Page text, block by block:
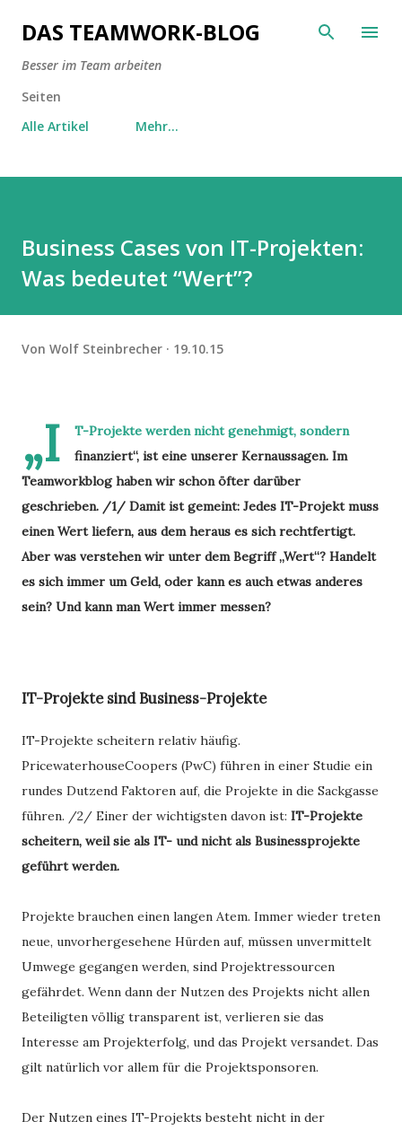
Direkt zum Hauptbereich
DAS TEAMWORK-BLOG
Besser im Team arbeiten
Seiten
Alle Artikel
Mehr…
Business Cases von IT-Projekten:
Was bedeutet “Wert”?
Von Wolf Steinbrecher 19.10.15
„I
T-Projekte werden nicht genehmigt, sondern
finanziert“, ist eine unserer Kernaussagen. Im
Teamworkblog haben wir schon öfter darüber
geschrieben. /1/ Damit ist gemeint: Jedes IT-Projekt muss
einen Wert liefern, aus dem heraus es sich rechtfertigt.
Aber was verstehen wir unter dem Begriff „Wert“? Handelt
es sich immer um Geld, oder kann es auch etwas anderes
sein? Und kann man Wert immer messen?
IT-Projekte sind Business-Projekte
IT-Projekte scheitern relativ häufig.
PricewaterhouseCoopers (PwC) führen in einer Studie ein
rundes Dutzend Faktoren auf, die Projekte in die Sackgasse
führen. /2/ Einer der wichtigsten davon ist: IT-Projekte
scheitern, weil sie als IT- und nicht als Businessprojekte
geführt werden.
Projekte brauchen einen langen Atem. Immer wieder treten
neue, unvorhergesehene Hürden auf, müssen unvermittelt
Umwege gegangen werden, sind Projektressourcen
gefährdet. Wenn dann der Nutzen des Projekts nicht allen
Beteiligten völlig transparent ist, verlieren sie das
Interesse am Projekterfolg, und das Projekt versandet. Das
gilt natürlich vor allem für die Projektsponsoren.
Der Nutzen eines IT-Projekts besteht nicht in der